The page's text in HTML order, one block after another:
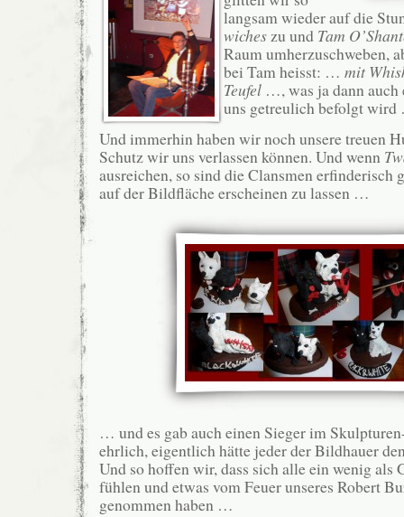
langsam wieder auf die
wicheszu und Tam
Raum umherzuschweben,
bei Tam heisst: … mit
Teufel …, was ja dann auch
uns getreulich befolgt
Und immerhin haben wir noch unsere treuen
Schutz wir uns verlassen können. Und wenn
ausreichen, so sind die Clansmen erfinderisch
auf der Bildfläche erscheinen zu lassen …
… und es gab auch einen Sieger im
ehrlich, eigentlich hätte jeder der Bildhauer
Und so hoffen wir, dass sich alle ein wenig als
fühlen und etwas vom Feuer unseres Robert
genommen haben …